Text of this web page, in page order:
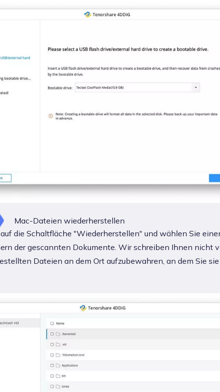
Mac-Dateien wiederherstellen
die Schaltfläche "Wiederherstellen" und wählen Sie
der gescannten Dokumente. Wir schreiben Ihnen nicht
Dateien an dem Ort aufzubewahren, an dem Sie